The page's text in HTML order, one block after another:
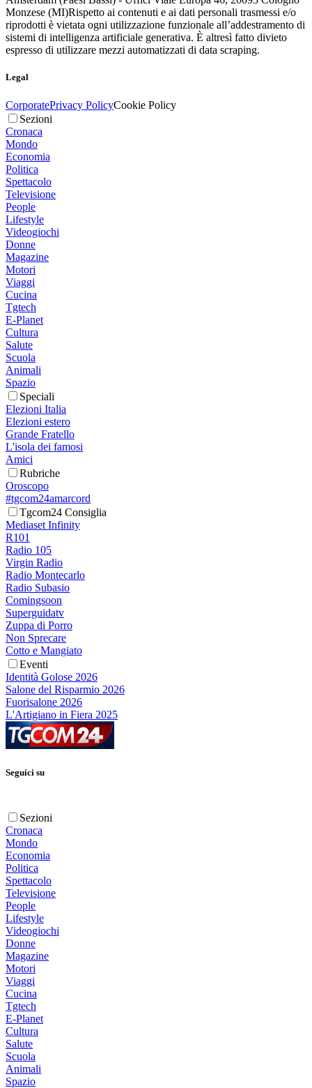
Monzese (MI)Rispetto ai contenuti e ai dati personali trasmessi e/o
riprodotti è vietata ogni utilizzazione funzionale all’addestramento di
sistemi di intelligenza artificiale generativa. È altresì fatto divieto
espresso di utilizzare mezzi automatizzati di data scraping.
Legal
CorporatePrivacy PolicyCookie Policy
Sezioni
Cronaca
Mondo
Economia
Politica
Spettacolo
Televisione
People
Lifestyle
Videogiochi
Donne
Magazine
Motori
Viaggi
Cucina
Tgtech
E-Planet
Cultura
Salute
Scuola
Animali
Spazio
Speciali
Elezioni Italia
Elezioni estero
Grande Fratello
L'isola dei famosi
Amici
Rubriche
Oroscopo
#tgcom24amarcord
Tgcom24 Consiglia
Mediaset Infinity
R101
Radio 105
Virgin Radio
Radio Montecarlo
Radio Subasio
Comingsoon
Superguidatv
Zuppa di Porro
Non Sprecare
Cotto e Mangiato
Eventi
Identità Golose 2026
Salone del Risparmio 2026
Fuorisalone 2026
L'Artigiano in Fiera 2025
Seguici su
Sezioni
Cronaca
Mondo
Economia
Politica
Spettacolo
Televisione
People
Lifestyle
Videogiochi
Donne
Magazine
Motori
Viaggi
Cucina
Tgtech
E-Planet
Cultura
Salute
Scuola
Animali
Spazio